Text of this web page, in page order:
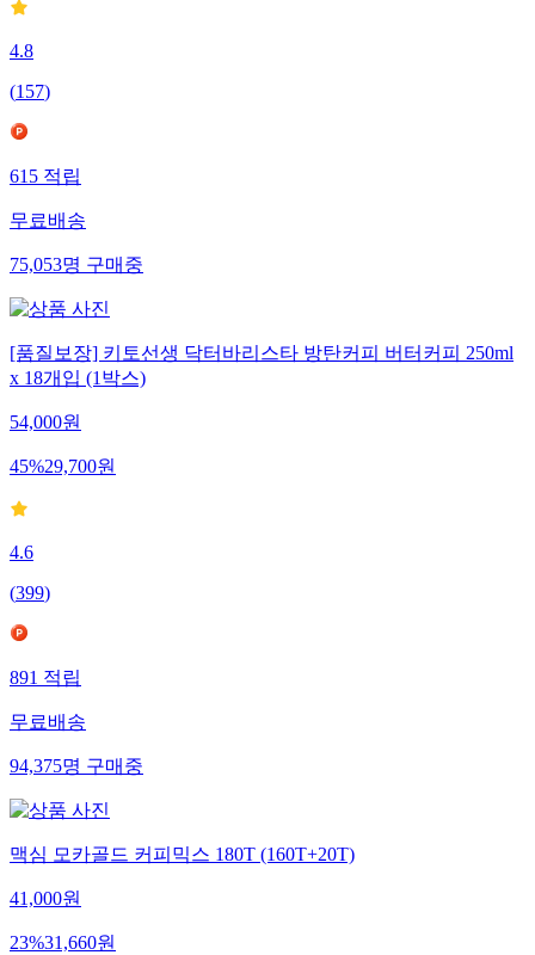
4.8
(157)
615 적립
무료배송
75,053명 구매중
[품질보장] 키토선생 닥터바리스타 방탄커피 버터커피 250ml
x 18개입 (1박스)
54,000원
45%29,700원
4.6
(399)
891 적립
무료배송
94,375명 구매중
맥심 모카골드 커피믹스 180T (160T+20T)
41,000원
23%31,660원